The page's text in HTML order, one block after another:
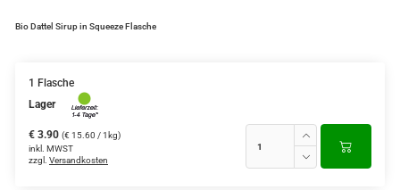
Bio Dattel Sirup in Squeeze Flasche
1 Flasche
Lager
€ 3.90 (€ 15.60 / 1kg)
inkl. MWST
zzgl. Versandkosten